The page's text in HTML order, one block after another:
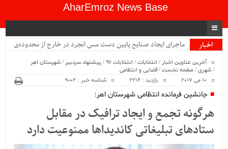
AharEmroz News Base
اخبار
ماجرای ایجاد صنایع پایین دست مس انجرد در خارج از محدوده‌ی
آخرین عناوین اخبار / انتخابات/ انتخابات 96 /پیشنهاد سردبیر /شهرستان اهر
/شهری/صفحه نخست/قضایی و انتظامی
بازدید : 2214 شناسه خبر : 9002
جانشین فرمانده انتظامی شهرستان اهر:
هرگونه تجمع و ایجاد ترافیک در مقابل
ستادهای تبلیغاتی کاندیداها ممنوعیت دارد